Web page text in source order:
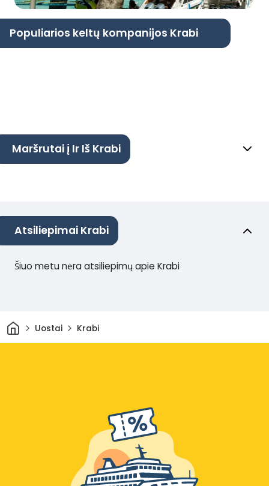
Populiarios keltų kompanijos Krabi
Maršrutai į Ir Iš Krabi
Atsiliepimai Krabi
Šiuo metu nėra atsiliepimų apie Krabi
Pradžia
Uostai Krabi